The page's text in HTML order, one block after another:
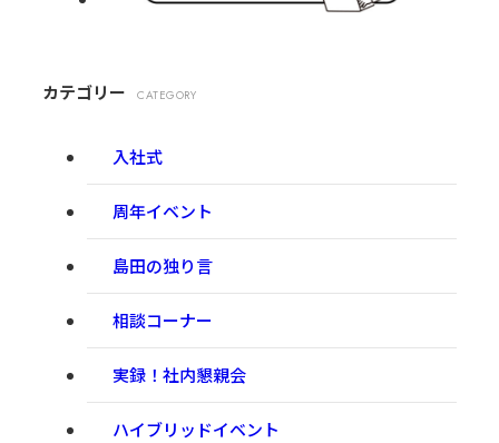
カテゴリー CATEGORY
入社式
周年イベント
島田の独り言
相談コーナー
実録！社内懇親会
ハイブリッドイベント